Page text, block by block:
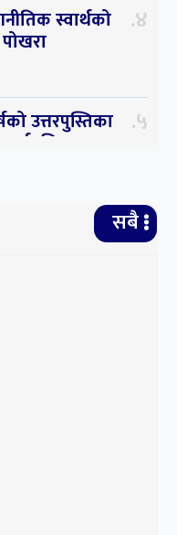
स्वार्थको ४
उत्तरपुस्तिका
पुनः
५
: लामिछानेको
कानुन
६
सबै